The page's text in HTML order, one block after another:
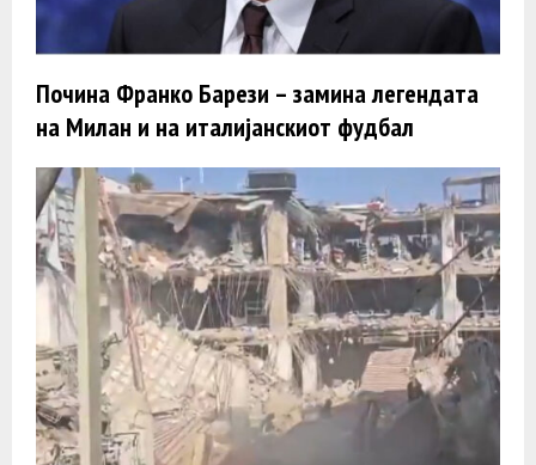
Почина Франко Барези – замина легендата
на Милан и на италијанскиот фудбал